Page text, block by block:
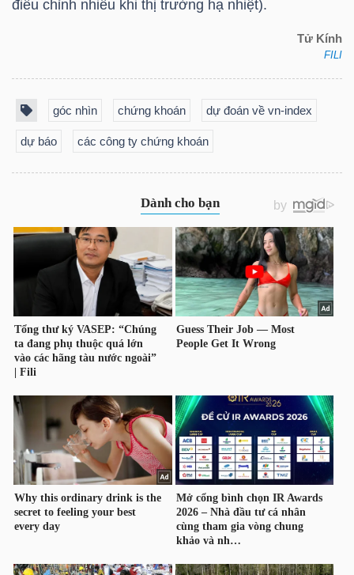
điều chỉnh nhiều khi thị trường hạ nhiệt).
Tử Kính
FILI
góc nhìn chứng khoán dự đoán về vn-index
dự báo các công ty chứng khoán
YẾU
THIẾT
YẾU
CHĂM
KHỎE
TÀI
CHÍNH
NGHỆ